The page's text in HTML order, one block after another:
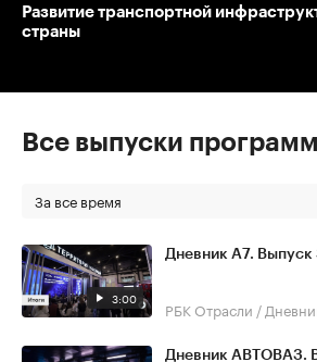
Развитие транспортной
страны
Все выпуски
За все время
3:00
Дневник А7. Выпуск
РБК Отрасли /
Дневник АВТОВАЗ.